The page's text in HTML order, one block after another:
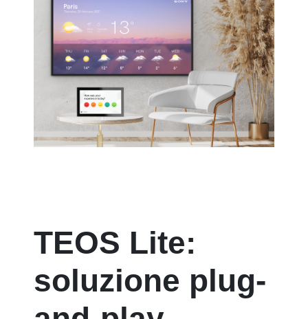
TEOS Lite:
soluzione plug-